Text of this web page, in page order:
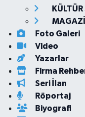
Foto Galeri
Video
Yazarlar
Firma
Seri İlan
Röportaj
Biyografi